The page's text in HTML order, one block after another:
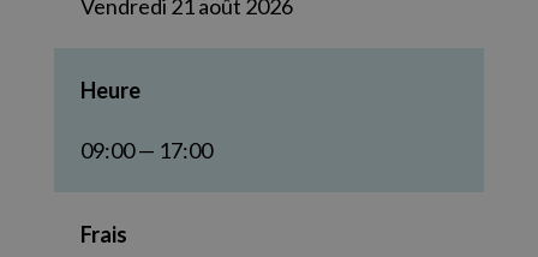
Vendredi 21 août 2026
Heure
09:00 — 17:00
Frais